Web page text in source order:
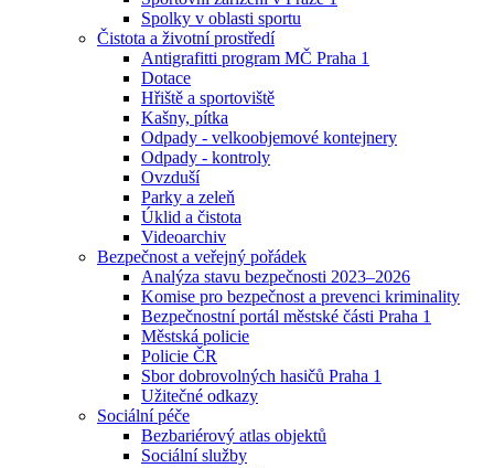
Spolky v oblasti sportu
Čistota a životní prostředí
Antigrafitti program MČ Praha 1
Dotace
Hřiště a sportoviště
Kašny, pítka
Odpady - velkoobjemové kontejnery
Odpady - kontroly
Ovzduší
Parky a zeleň
Úklid a čistota
Videoarchiv
Bezpečnost a veřejný pořádek
Analýza stavu bezpečnosti 2023–2026
Komise pro bezpečnost a prevenci kriminality
Bezpečnostní portál městské části Praha 1
Městská policie
Policie ČR
Sbor dobrovolných hasičů Praha 1
Užitečné odkazy
Sociální péče
Bezbariérový atlas objektů
Sociální služby